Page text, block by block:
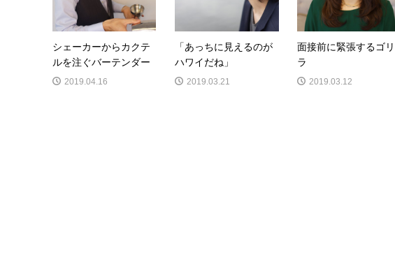
シェーカーからカクテ
ルを注ぐバーテンダー
2019.04.16
「あっちに見えるのが
ハワイだね」
2019.03.21
面接前に緊張するゴリ
ラ
2019.03.12